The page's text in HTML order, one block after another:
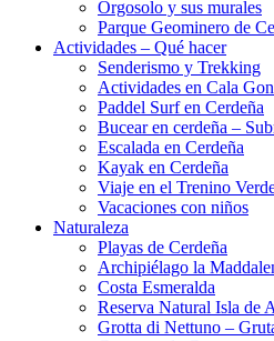
Orgosolo y sus murales
Parque Geominero de
Actividades – Qué hacer
Senderismo y Trekking
Actividades en Cala
Paddel Surf en Cerdeña
Bucear en cerdeña –
Escalada en Cerdeña
Kayak en Cerdeña
Viaje en el Trenino
Vacaciones con niños
Naturaleza
Playas de Cerdeña
Archipiélago la
Costa Esmeralda
Reserva Natural Isla de
Grotta di Nettuno –